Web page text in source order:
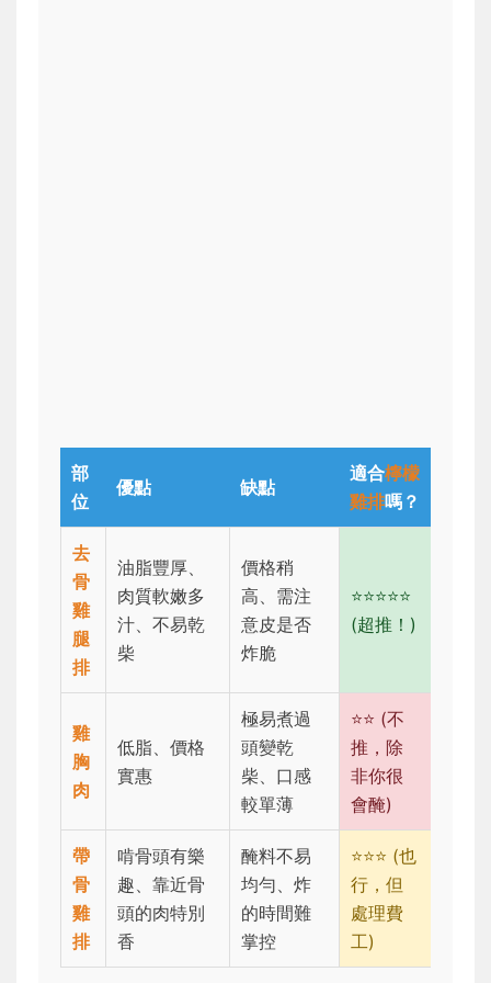
部
位
優點 缺點
適合檸檬
雞排嗎？
去
骨
雞
腿
排
油脂豐厚、
肉質軟嫩多
汁、不易乾
柴
價格稍
高、需注
意皮是否
炸脆
⭐⭐⭐⭐⭐
(超推！)
雞
胸
肉
低脂、價格
實惠
極易煮過
頭變乾
柴、口感
較單薄
⭐⭐ (不
推，除
非你很
會醃)
帶
骨
雞
排
啃骨頭有樂
趣、靠近骨
頭的肉特別
香
醃料不易
均勻、炸
的時間難
掌控
⭐⭐⭐ (也
行，但
處理費
工)